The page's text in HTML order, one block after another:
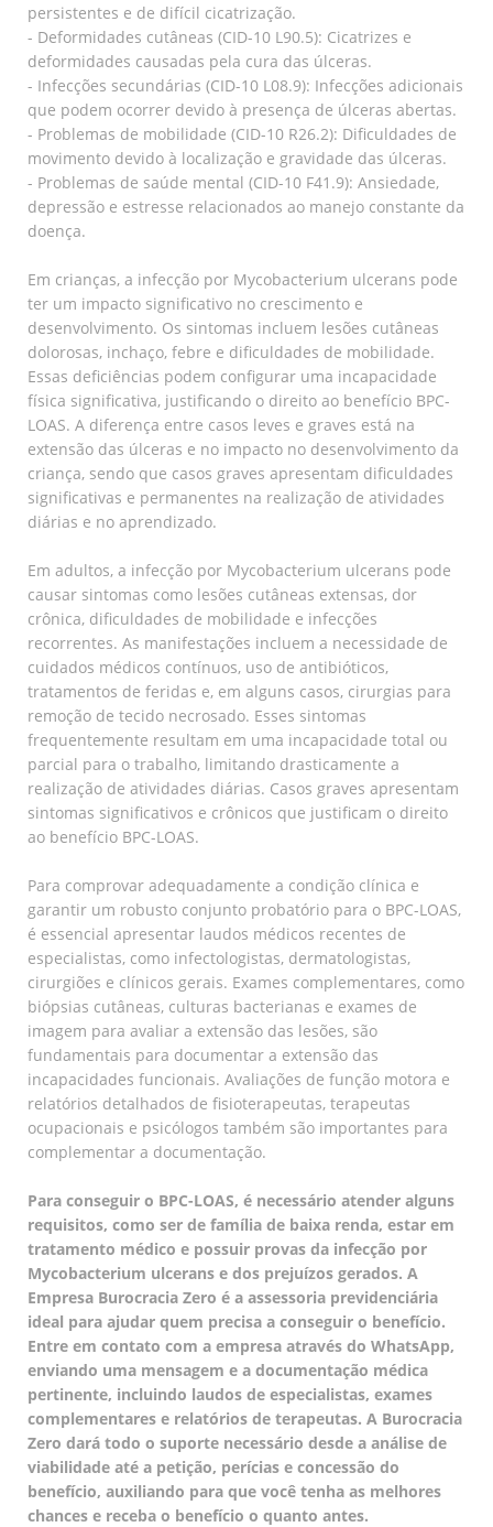
persistentes e de difícil cicatrização.
- Deformidades cutâneas (CID-10 L90.5): Cicatrizes e
deformidades causadas pela cura das úlceras.
- Infecções secundárias (CID-10 L08.9): Infecções adicionais
que podem ocorrer devido à presença de úlceras abertas.
- Problemas de mobilidade (CID-10 R26.2): Dificuldades de
movimento devido à localização e gravidade das úlceras.
- Problemas de saúde mental (CID-10 F41.9): Ansiedade,
depressão e estresse relacionados ao manejo constante da
doença.
Em crianças, a infecção por Mycobacterium ulcerans pode
ter um impacto significativo no crescimento e
desenvolvimento. Os sintomas incluem lesões cutâneas
dolorosas, inchaço, febre e dificuldades de mobilidade.
Essas deficiências podem configurar uma incapacidade
física significativa, justificando o direito ao benefício BPC-
LOAS. A diferença entre casos leves e graves está na
extensão das úlceras e no impacto no desenvolvimento da
criança, sendo que casos graves apresentam dificuldades
significativas e permanentes na realização de atividades
diárias e no aprendizado.
Em adultos, a infecção por Mycobacterium ulcerans pode
causar sintomas como lesões cutâneas extensas, dor
crônica, dificuldades de mobilidade e infecções
recorrentes. As manifestações incluem a necessidade de
cuidados médicos contínuos, uso de antibióticos,
tratamentos de feridas e, em alguns casos, cirurgias para
remoção de tecido necrosado. Esses sintomas
frequentemente resultam em uma incapacidade total ou
parcial para o trabalho, limitando drasticamente a
realização de atividades diárias. Casos graves apresentam
sintomas significativos e crônicos que justificam o direito
ao benefício BPC-LOAS.
Para comprovar adequadamente a condição clínica e
garantir um robusto conjunto probatório para o BPC-LOAS,
é essencial apresentar laudos médicos recentes de
especialistas, como infectologistas, dermatologistas,
cirurgiões e clínicos gerais. Exames complementares, como
biópsias cutâneas, culturas bacterianas e exames de
imagem para avaliar a extensão das lesões, são
fundamentais para documentar a extensão das
incapacidades funcionais. Avaliações de função motora e
relatórios detalhados de fisioterapeutas, terapeutas
ocupacionais e psicólogos também são importantes para
complementar a documentação.
Para conseguir o BPC-LOAS, é necessário atender alguns
requisitos, como ser de família de baixa renda, estar em
tratamento médico e possuir provas da infecção por
Mycobacterium ulcerans e dos prejuízos gerados. A
Empresa Burocracia Zero é a assessoria previdenciária
ideal para ajudar quem precisa a conseguir o benefício.
Entre em contato com a empresa através do WhatsApp,
enviando uma mensagem e a documentação médica
pertinente, incluindo laudos de especialistas, exames
complementares e relatórios de terapeutas. A Burocracia
Zero dará todo o suporte necessário desde a análise de
viabilidade até a petição, perícias e concessão do
benefício, auxiliando para que você tenha as melhores
chances e receba o benefício o quanto antes.